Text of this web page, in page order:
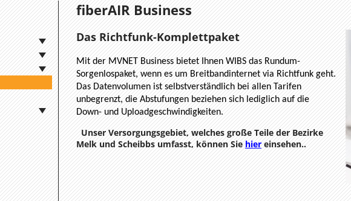
fiberAIR Business
Das Richtfunk-Komplettpaket
Mit der MVNET Business bietet Ihnen WIBS das Rundum-
Sorgenlospaket, wenn es um Breitbandinternet via Richtfunk geht.
Das Datenvolumen ist selbstverständlich bei allen Tarifen
unbegrenzt, die Abstufungen beziehen sich lediglich auf die
Down- und Uploadgeschwindigkeiten.
Unser Versorgungsgebiet, welches große Teile der Bezirke
Melk und Scheibbs umfasst, können Siehiereinsehen..